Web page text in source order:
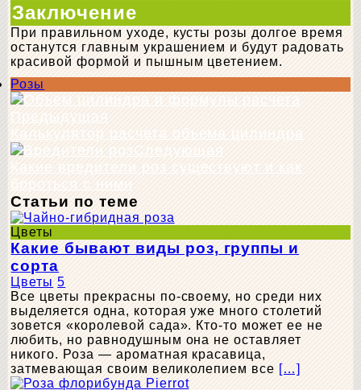
Заключение
При правильном уходе, кусты розы долгое время
останутся главным украшением и будут радовать
красивой формой и пышным цветением.
Розы
Предыдущая
Калькулятор расчета объема цилиндра
Следующая
Какие вредители роз существуют и как
бороться с ними
Статьи по теме
Цветы
Какие бывают виды роз, группы и
сорта
Цветы 5
Все цветы прекрасны по-своему, но среди них
выделяется одна, которая уже много столетий
зовется «королевой сада». Кто-то может ее не
любить, но равнодушным она не оставляет
никого. Роза — ароматная красавица,
затмевающая своим великолепием все […]